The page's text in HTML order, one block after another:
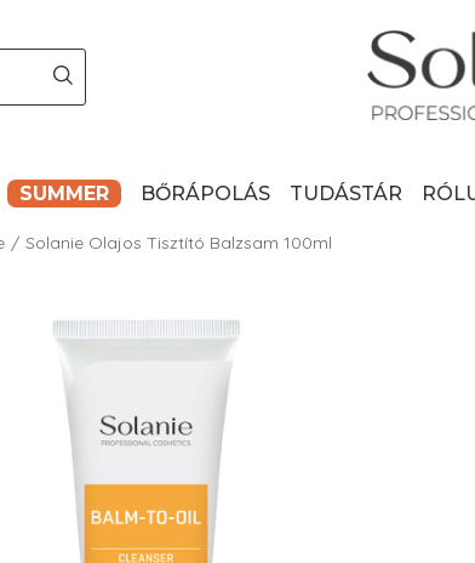
SUMMER BŐRÁPOLÁS TUDÁSTÁR
Solanie Olajos Tisztító Balzsam 100ml